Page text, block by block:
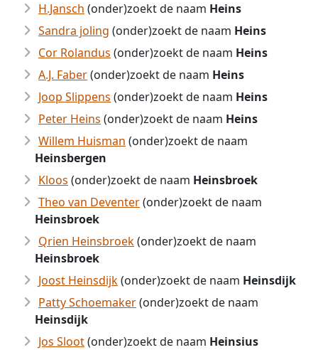
H.Jansch (onder)zoekt de naam Heins
Sandra joling (onder)zoekt de naam Heins
Cor Rolandus (onder)zoekt de naam Heins
A.J. Faber(onder)zoekt de naam Heins
Joop Slippens (onder)zoekt de naam Heins
Peter Heins (onder)zoekt de naam Heins
Willem Huisman (onder)zoekt de naam
Heinsbergen
Kloos (onder)zoekt de naam Heinsbroek
Theo van Deventer(onder)zoekt de naam
Heinsbroek
Qrien Heinsbroek(onder)zoekt de naam
Heinsbroek
Joost Heinsdijk(onder)zoekt de naam Heinsdijk
Patty Schoemaker(onder)zoekt de naam
Heinsdijk
Jos Sloot(onder)zoekt de naam Heinsius